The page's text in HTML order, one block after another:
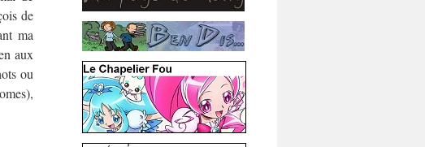
de
ma
aux
ou